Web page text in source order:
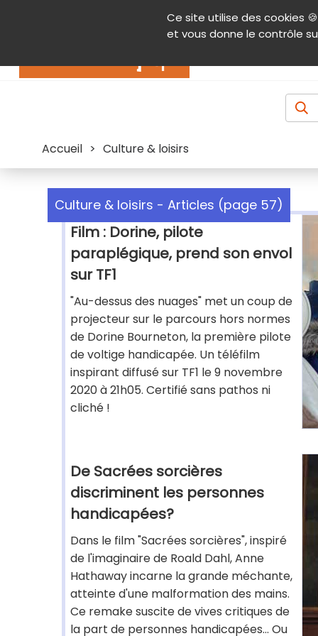
Ce site utilise des cookies 🍪
et vous donne le contrôle
Contenu Aide et accessibilité Menu
Accueil > Culture & loisirs
Culture & loisirs - Articles (page 57)
Film : Dorine, pilote
paraplégique, prend son envol
sur TF1
"Au-dessus des nuages" met un coup de
projecteur sur le parcours hors normes
de Dorine Bourneton, la première pilote
de voltige handicapée. Un téléfilm
inspirant diffusé sur TF1 le 9 novembre
2020 à 21h05. Certifié sans pathos ni
cliché !
De Sacrées sorcières
discriminent les personnes
handicapées?
Dans le film "Sacrées sorcières", inspiré
de l'imaginaire de Roald Dahl, Anne
Hathaway incarne la grande méchante,
atteinte d'une malformation des mains.
Ce remake suscite de vives critiques de
la part de personnes handicapées... Ou